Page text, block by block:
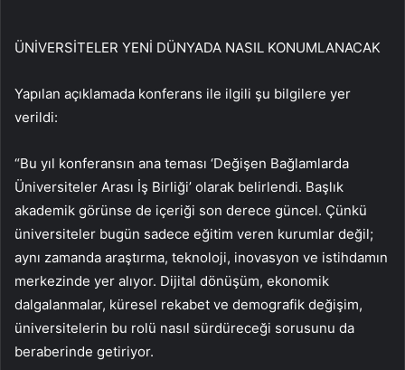
ÜNİVERSİTELER YENİ DÜNYADA NASIL KONUMLANACAK
Yapılan açıklamada konferans ile ilgili şu bilgilere yer
verildi:
“Bu yıl konferansın ana teması ‘Değişen Bağlamlarda
Üniversiteler Arası İş Birliği’ olarak belirlendi. Başlık
akademik görünse de içeriği son derece güncel. Çünkü
üniversiteler bugün sadece eğitim veren kurumlar değil;
aynı zamanda araştırma, teknoloji, inovasyon ve istihdamın
merkezinde yer alıyor. Dijital dönüşüm, ekonomik
dalgalanmalar, küresel rekabet ve demografik değişim,
üniversitelerin bu rolü nasıl sürdüreceği sorusunu da
beraberinde getiriyor.